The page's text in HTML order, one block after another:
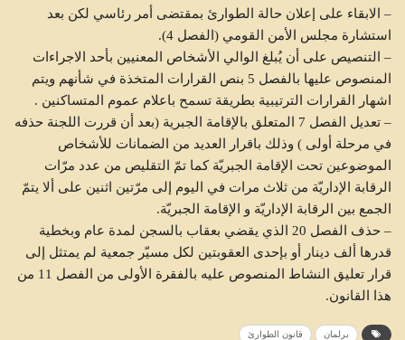
– الابقاء على إعلان حالة الطوارئ بمقتضى أمر رئاسي لكن بعد
استشارة مجلس الأمن القومي (الفصل 4).
– التنصيص على أن يُبلغ الوالي الأشخاص المعنيين بأحد الاجراءات
المنصوص عليها بالفصل 5 بنص القرارات المتخذة في شأنهم ويتم
اشهار القرارات الترتيبية بطريقة تسمح باعلام عموم المتساكنين .
– تعديل الفصل 7 المتعلق بالإقامة الجبرية (بعد أن قررت اللجنة حذفه
في مرحلة أولى ) وذلك باقرار العديد من الضمانات للأشخاص
الموضوعين تحت الإقامة الجبريّة كما تمّ التقليص من عدد مرّات
الرقابة الإداريّة من ثلاث مرات في اليوم إلى مرّتين اثنين على ألا يتمّ
الجمع بين الرقابة الإداريّة و الإقامة الجبريّة.
– حذف الفصل 20 الذي يقضي بعقاب بالسجن لمدة عام وبخطية
قدرها ألف دينار أو بإحدى العقوبتين لكل مسيّر جمعية لم يمتثل إلى
قرار تعليق النشاط المنصوص عليه بالفقرة الأولى من الفصل 11 من
هذا القانون.
برلمان قانون الطوارئ